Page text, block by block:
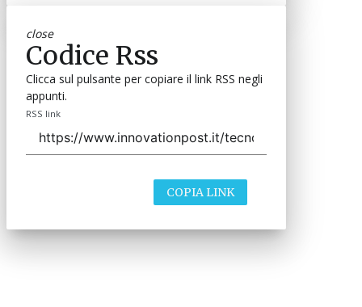
close
Codice Rss
Clicca sul pulsante per copiare il link RSS negli
appunti.
RSS link
COPIA LINK